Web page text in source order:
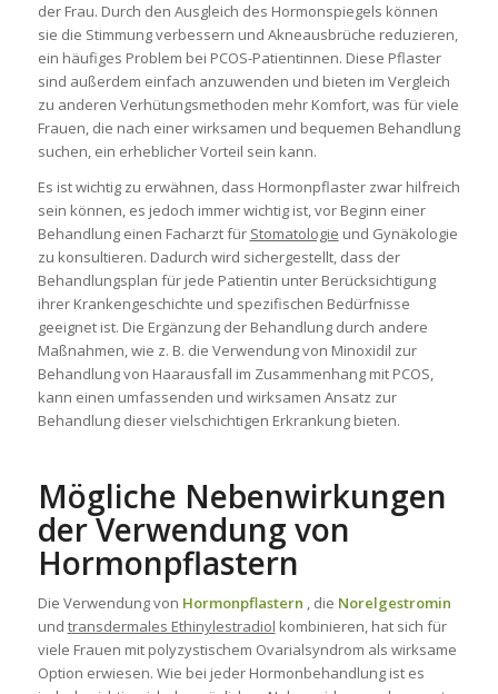
der Frau. Durch den Ausgleich des Hormonspiegels können
sie die Stimmung verbessern und Akneausbrüche reduzieren,
ein häufiges Problem bei PCOS-Patientinnen. Diese Pflaster
sind außerdem einfach anzuwenden und bieten im Vergleich
zu anderen Verhütungsmethoden mehr Komfort, was für viele
Frauen, die nach einer wirksamen und bequemen Behandlung
suchen, ein erheblicher Vorteil sein kann.
Es ist wichtig zu erwähnen, dass Hormonpflaster zwar hilfreich
sein können, es jedoch immer wichtig ist, vor Beginn einer
Behandlung einen Facharzt für Stomatologie und Gynäkologie
zu konsultieren. Dadurch wird sichergestellt, dass der
Behandlungsplan für jede Patientin unter Berücksichtigung
ihrer Krankengeschichte und spezifischen Bedürfnisse
geeignet ist. Die Ergänzung der Behandlung durch andere
Maßnahmen, wie z. B. die Verwendungvon Minoxidil zur
Behandlung von Haarausfall im Zusammenhang mit PCOS,
kann einen umfassenden und wirksamen Ansatz zur
Behandlung dieser vielschichtigen Erkrankung bieten.
Mögliche Nebenwirkungen
der Verwendung von
Hormonpflastern
Die Verwendung von Hormonpflastern , die Norelgestromin
und transdermales Ethinylestradiol kombinieren, hat sich für
viele Frauen mit polyzystischem Ovarialsyndrom als wirksame
Option erwiesen. Wie bei jeder Hormonbehandlung ist es